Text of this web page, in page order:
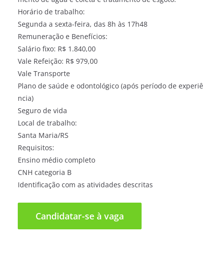
Horário de trabalho:
Segunda a sexta-feira, das 8h às 17h48
Remuneração e Benefícios:
Salário fixo: R$ 1.840,00
Vale Refeição: R$ 979,00
Vale Transporte
Plano de saúde e odontológico (após período de experiê
ncia)
Seguro de vida
Local de trabalho:
Santa Maria/RS
Requisitos:
Ensino médio completo
CNH categoria B
Identificação com as atividades descritas